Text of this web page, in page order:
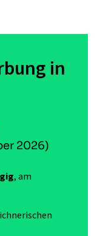
in
2026)
, am